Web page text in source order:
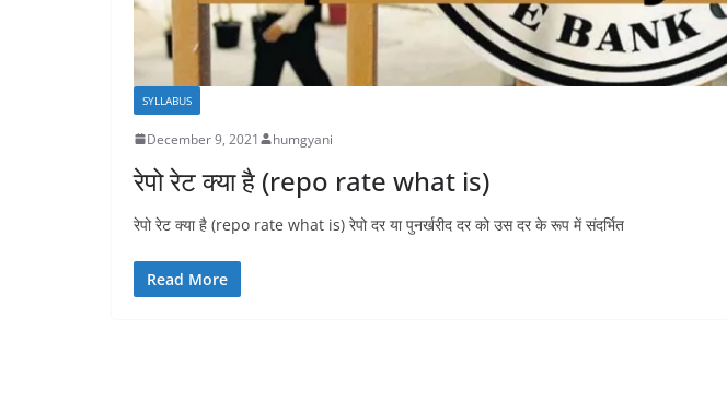
SYLLABUS
December 9, 2021 humgyani
रेपो रेट क्या है (repo rate what is)
रेपो रेट क्या है (repo rate what is) रेपो दर या पुनर्खरीद दर को उस दर के रूप में संदर्भित
Read More